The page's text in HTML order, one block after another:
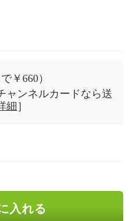
￥660）
ャンネルカードなら送
細 ］
入れる